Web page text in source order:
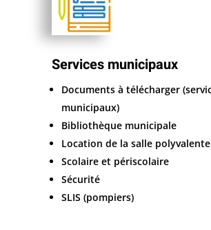
Services municipaux
Documents à télécharger
municipaux)
Bibliothèque municipale
Location de la salle polyvalente
Scolaire et périscolaire
Sécurité
SLIS (pompiers)